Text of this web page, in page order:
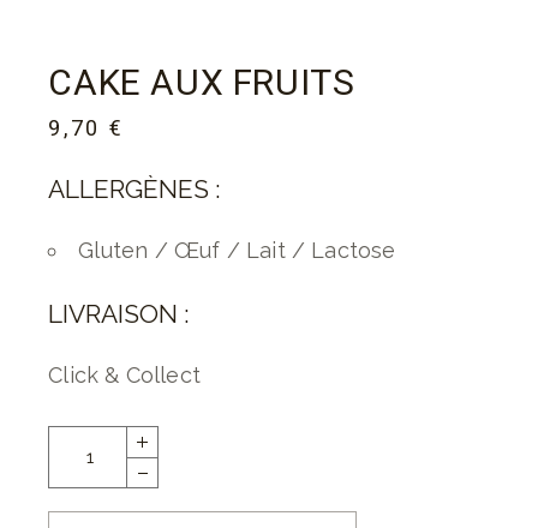
CAKE AUX FRUITS
9,70 €
ALLERGÈNES :
Gluten / Œuf / Lait / Lactose
LIVRAISON :
Click & Collect